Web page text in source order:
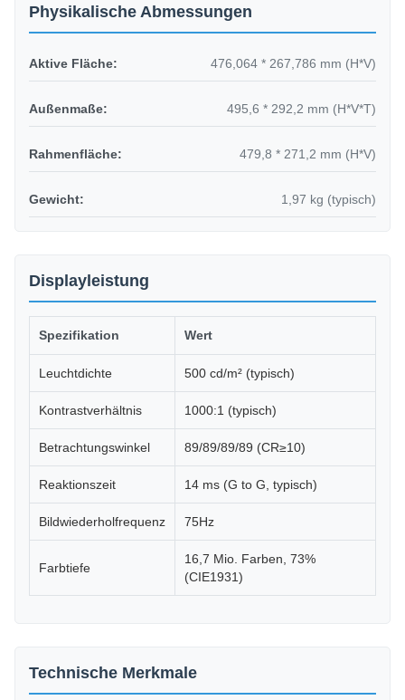
Physikalische Abmessungen
Aktive Fläche: 476,064 * 267,786 mm (H*V)
Außenmaße: 495,6 * 292,2 mm (H*V*T)
Rahmenfläche: 479,8 * 271,2 mm (H*V)
Gewicht: 1,97 kg (typisch)
Displayleistung
Spezifikation Wert
Leuchtdichte 500 cd/m² (typisch)
Kontrastverhältnis 1000:1 (typisch)
Betrachtungswinkel 89/89/89/89 (CR≥10)
Reaktionszeit 14 ms (G to G, typisch)
Bildwiederholfrequenz 75Hz
Farbtiefe
16,7 Mio. Farben, 73%
(CIE1931)
Technische Merkmale